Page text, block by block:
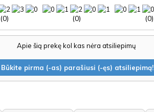
(0) (0) (0)
Apie šią prekę kol kas nėra atsiliepimų
Būkite pirma (-as) parašiusi (-ęs) atsiliepimą!